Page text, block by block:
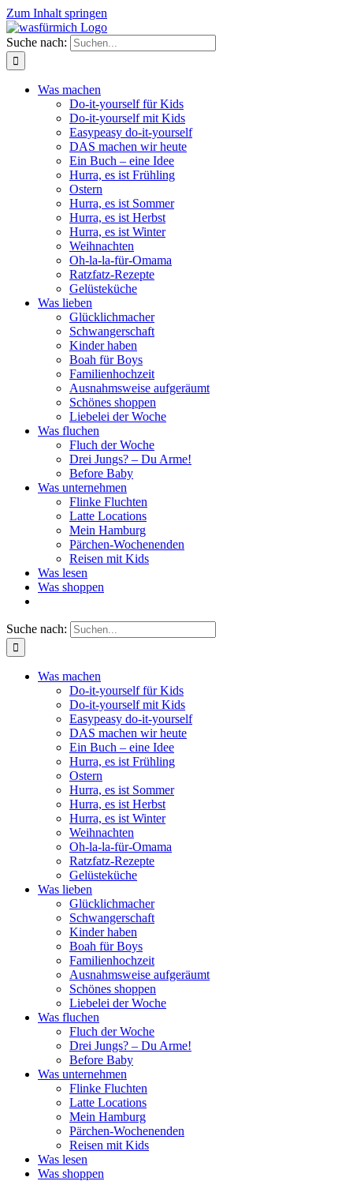
Zum Inhalt springen
Suche nach:
Was machen
Do-it-yourself für Kids
Do-it-yourself mit Kids
Easypeasy do-it-yourself
DAS machen wir heute
Ein Buch – eine Idee
Hurra, es ist Frühling
Ostern
Hurra, es ist Sommer
Hurra, es ist Herbst
Hurra, es ist Winter
Weihnachten
Oh-la-la-für-Omama
Ratzfatz-Rezepte
Gelüsteküche
Was lieben
Glücklichmacher
Schwangerschaft
Kinder haben
Boah für Boys
Familienhochzeit
Ausnahmsweise aufgeräumt
Schönes shoppen
Liebelei der Woche
Was fluchen
Fluch der Woche
Drei Jungs? – Du Arme!
Before Baby
Was unternehmen
Flinke Fluchten
Latte Locations
Mein Hamburg
Pärchen-Wochenenden
Reisen mit Kids
Was lesen
Was shoppen
Suche nach:
Was machen
Do-it-yourself für Kids
Do-it-yourself mit Kids
Easypeasy do-it-yourself
DAS machen wir heute
Ein Buch – eine Idee
Hurra, es ist Frühling
Ostern
Hurra, es ist Sommer
Hurra, es ist Herbst
Hurra, es ist Winter
Weihnachten
Oh-la-la-für-Omama
Ratzfatz-Rezepte
Gelüsteküche
Was lieben
Glücklichmacher
Schwangerschaft
Kinder haben
Boah für Boys
Familienhochzeit
Ausnahmsweise aufgeräumt
Schönes shoppen
Liebelei der Woche
Was fluchen
Fluch der Woche
Drei Jungs? – Du Arme!
Before Baby
Was unternehmen
Flinke Fluchten
Latte Locations
Mein Hamburg
Pärchen-Wochenenden
Reisen mit Kids
Was lesen
Was shoppen